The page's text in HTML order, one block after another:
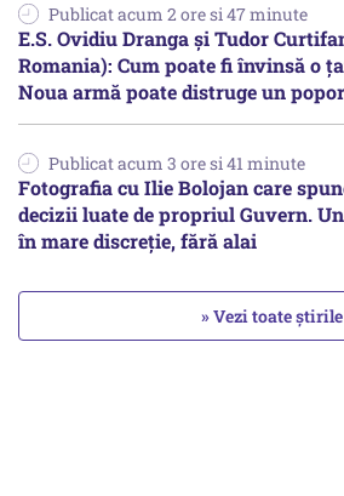
Publicat acum 2 ore si 47 minute
E.S. Ovidiu Dranga și Tudor
Romania): Cum poate fi învinsă o
Noua armă poate distruge un popor
Publicat acum 3 ore si 41 minute
Fotografia cu Ilie Bolojan care
decizii luate de propriul Guvern.
în mare discreție, fără alai
» Vezi toate știrile